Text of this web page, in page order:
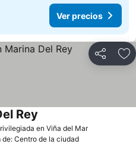
Ver precios
Compartir
en Viña del MarVer
Rey
de: Centro de la ciudad